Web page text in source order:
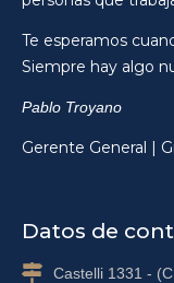
Te esperamos
Siempre hay algo
Pablo Troyano
Gerente General |
Datos de
Castelli 1331 -